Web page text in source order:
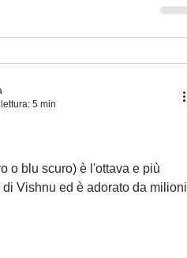
o blu scuro) è l'ottava e più
Vishnu ed è adorato da milioni
5 min